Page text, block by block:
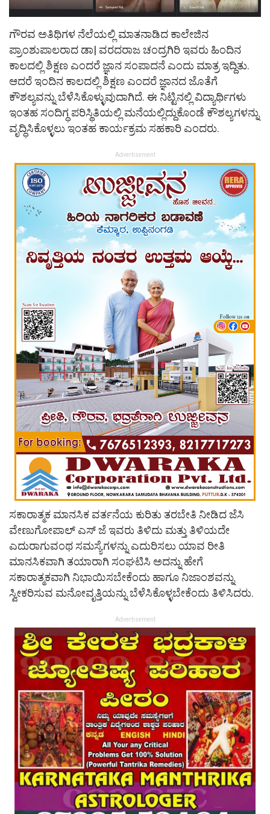
ಗೌರವ ಅತಿಥಿಗಳ ನೆಲೆಯಲ್ಲಿ ಮಾತನಾಡಿದ ಕಾಲೇಜಿನ
ಪ್ರಾಂಶುಪಾಲರಾದ ಡಾ| ವರದರಾಜ ಚಂದ್ರಗಿರಿ ಇವರು ಹಿಂದಿನ
ಕಾಲದಲ್ಲಿ ಶಿಕ್ಷಣ ಎಂದರೆ ಜ್ಞಾನ ಸಂಪಾದನೆ ಎಂದು ಮಾತ್ರ ಇದ್ದಿತು.
ಆದರೆ ಇಂದಿನ ಕಾಲದಲ್ಲಿ ಶಿಕ್ಷಣ ಎಂದರೆ ಜ್ಞಾನದ ಜೊತೆಗೆ
ಕೌಶಲ್ಯವನ್ನು ಬೆಳೆಸಿಕೊಳ್ಳುವುದಾಗಿದೆ. ಈ ನಿಟ್ಟಿನಲ್ಲಿ ವಿದ್ಯಾರ್ಥಿಗಳು
ಇಂತಹ ಸಂದಿಗ್ಧ ಪರಿಸ್ಥಿತಿಯಲ್ಲಿ ಮನೆಯಲ್ಲಿದ್ದುಕೊಂಡೆ ಕೌಶಲ್ಯಗಳನ್ನು
ವೃದ್ಧಿಸಿಕೊಳ್ಳಲು ಇಂತಹ ಕಾರ್ಯಕ್ರಮ ಸಹಕಾರಿ ಎಂದರು.
Advertisement
ಸಕಾರಾತ್ಮಕ ಮಾನಸಿಕ ವರ್ತನೆಯ ಕುರಿತು ತರಬೇತಿ ನೀಡಿದ ಜೆಸಿ
ವೇಣುಗೋಪಾಲ್ ಎಸ್ ಜೆ ಇವರು ತಿಳಿದು ಮತ್ತು ತಿಳಿಯದೇ
ಎದುರಾಗುವಂಥ ಸಮಸ್ಯೆಗಳನ್ನು ಎದುರಿಸಲು ಯಾವ ರೀತಿ
ಮಾನಸಿಕವಾಗಿ ತಯಾರಾಗಿ ಸಂಘಟಿಸಿ ಅದನ್ನು ಹೇಗೆ
ಸಕಾರಾತ್ಮಕವಾಗಿ ನಿಭಾಯಿಸಬೇಕೆಂದು ಹಾಗೂ ನಿಜಾಂಶವನ್ನು
ಸ್ವೀಕರಿಸುವ ಮನೋವೃತ್ತಿಯನ್ನು ಬೆಳೆಸಿಕೊಳ್ಳಬೇಕೆಂದು ತಿಳಿಸಿದರು.
Advertisement